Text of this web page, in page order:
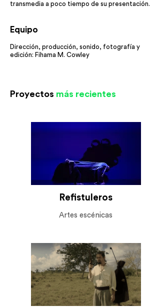
transmedia a poco tiempo de su presentación.
Equipo
Dirección, producción, sonido, fotografía y
edición: Fihama M. Cowley
Proyectos más recientes
Refistuleros
Artes escénicas